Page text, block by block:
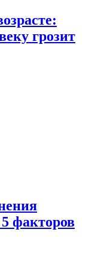
грозит
факторов